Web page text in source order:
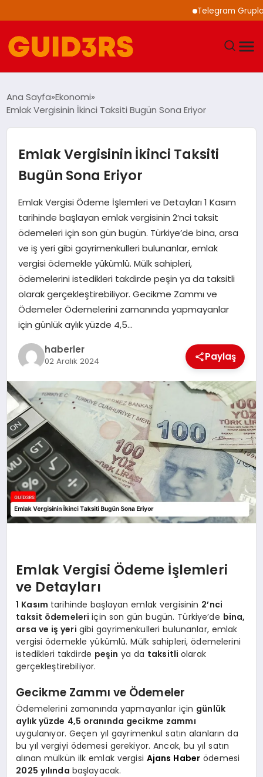
Telegram Grupları
TEKNOLOJI
SPOR
SAĞLIK
EKONOMI
MAGAZIN
EĞITIM
Ana Sayfa Ekonomi
Emlak Vergisinin İkinci Taksiti Bugün Sona Eriyor
Emlak Vergisinin İkinci Taksiti
Bugün Sona Eriyor
Emlak Vergisi Ödeme İşlemleri ve Detayları 1 Kasım
tarihinde başlayan emlak vergisinin 2’nci taksit
ödemeleri için son gün bugün. Türkiye’de bina, arsa
ve iş yeri gibi gayrimenkulleri bulunanlar, emlak
vergisi ödemekle yükümlü. Mülk sahipleri,
ödemelerini istedikleri takdirde peşin ya da taksitli
olarak gerçekleştirebiliyor. Gecikme Zammı ve
Ödemeler Ödemelerini zamanında yapmayanlar
için günlük aylık yüzde 4,5…
haberler
02 Aralık 2024 Paylaş
Emlak Vergisi Ödeme İşlemleri
ve Detayları
1 Kasım tarihinde başlayan emlak vergisinin 2’nci
taksit ödemeleriiçin son gün bugün. Türkiye’de bina,
arsa ve iş yeri gibi gayrimenkulleri bulunanlar, emlak
vergisi ödemekle yükümlü. Mülk sahipleri, ödemelerini
istedikleri takdirde peşin ya da taksitliolarak
gerçekleştirebiliyor.
Gecikme Zammı ve Ödemeler
Ödemelerini zamanında yapmayanlar için günlük
aylık yüzde 4,5 oranında gecikme zammı
uygulanıyor. Geçen yıl gayrimenkul satın alanların da
bu yıl vergiyi ödemesi gerekiyor. Ancak, bu yıl satın
alınan mülkün ilk emlak vergisi Ajans Haber ödemesi
2025 yılında başlayacak.